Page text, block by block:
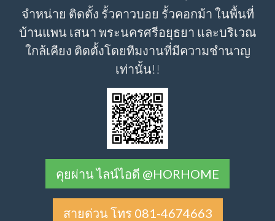
จำหน่าย ติดตั้ง รั้วคาวบอย รั้วคอกม้า ในพื้นที่
บ้านแพน เสนา พระนครศรีอยุธยา และบริเวณ
ใกล้เคียง ติดตั้งโดยทีมงานที่มีความชำนาญ
เท่านั้น!!
คุยผ่าน ไลน์ไอดี @HORHOME
สายด่วน โทร 081-4674663